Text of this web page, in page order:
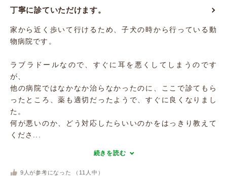
丁寧に診ていただけます。
家から近く歩いて行けるため、子犬の時から行っている動
物病院です。
ラブラドールなので、すぐに耳を悪くしてしまうのです
が、
他の病院ではなかなか治らなかったのに、ここで診てもら
ったところ、薬も適切だったようで、すぐに良くなりまし
た。
何が悪いのか、どう対応したらいいのかをはっきり教えて
くださ...
続きを読む
9 人が参考になった （ 11 人中）